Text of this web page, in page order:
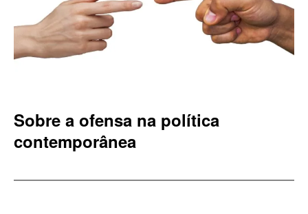
Sobre a ofensa na política
contemporânea